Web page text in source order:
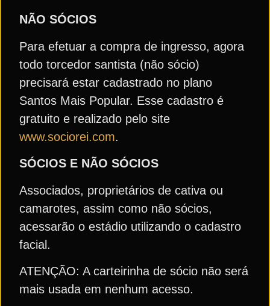
NÃO SÓCIOS
Para efetuar a compra de ingresso, agora
todo torcedor santista (não sócio)
precisará estar cadastrado no plano
Santos Mais Popular. Esse cadastro é
gratuito e realizado pelo site
www.sociorei.com.
SÓCIOS E NÃO SÓCIOS
Associados, proprietários de cativa ou
camarotes, assim como não sócios,
acessarão o estádio utilizando o cadastro
facial.
ATENÇÃO: A carteirinha de sócio não será
mais usada em nenhum acesso.